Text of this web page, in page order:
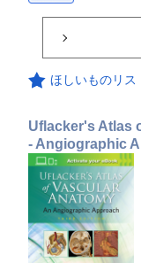
ほしいものリス
Uflacker's Atlas
- Angiographic